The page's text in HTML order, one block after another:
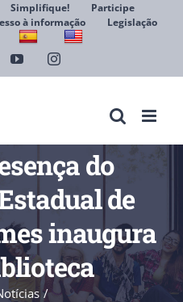
Simplifique!
Participe
à informação
Legislação
YouTubeInstagram
do
de
inaugura